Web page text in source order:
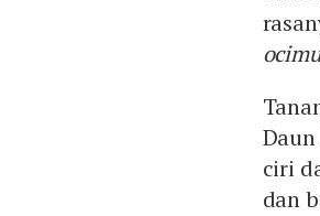
o
ciri
dan